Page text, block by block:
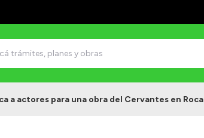
a actores para una obra del Cervantes en Roca